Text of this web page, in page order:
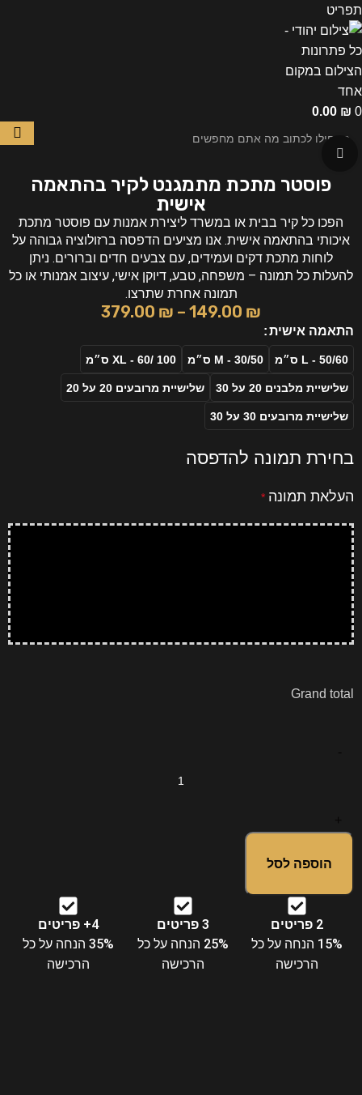
תפריט
0
0.00 ₪
פוסטר מתכת מתמגנט לקיר בהתאמה
אישית
הפכו כל קיר בבית או במשרד ליצירת אמנות עם פוסטר מתכת
איכותי בהתאמה אישית. אנו מציעים הדפסה ברזולוציה גבוהה על
לוחות מתכת דקים ועמידים, עם צבעים חדים וברורים. ניתן
להעלות כל תמונה – משפחה, טבע, דיוקן אישי, עיצוב אמנותי או כל
תמונה אחרת שתרצו.
149.00 ₪
–
379.00 ₪
התאמה אישית
L - 50/60 ס״מ M - 30/50 ס״מ XL - 60/ 100 ס״מ
שלישיית מלבנים 20 על 30 שלישיית מרובעים 20 על 20
שלישיית מרובעים 30 על 30
בחירת תמונה להדפסה
העלאת תמונה *
Grand total
הוספה לסל
2 פריטים
15% הנחה על כל
הרכישה
3 פריטים
25% הנחה על כל
הרכישה
4+ פריטים
35% הנחה על כל
הרכישה